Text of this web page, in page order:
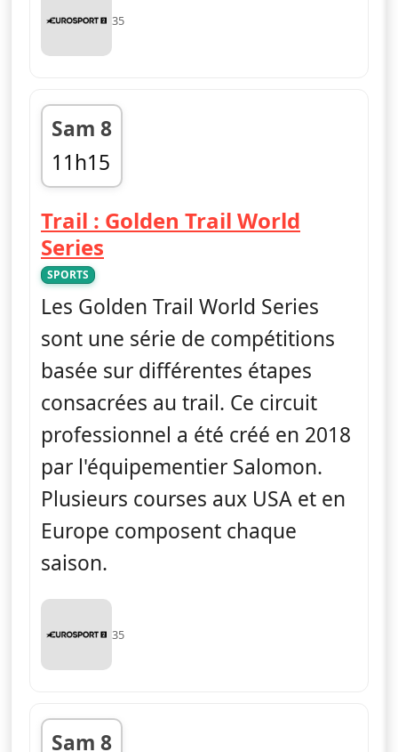
35
Sam 8
11h15
fin 11h45
Trail : Golden Trail World
Series
SPORTS
Les Golden Trail World Series
sont une série de compétitions
basée sur différentes étapes
consacrées au trail. Ce circuit
professionnel a été créé en 2018
par l'équipementier Salomon.
Plusieurs courses aux USA et en
Europe composent chaque
saison.
35
Sam 8